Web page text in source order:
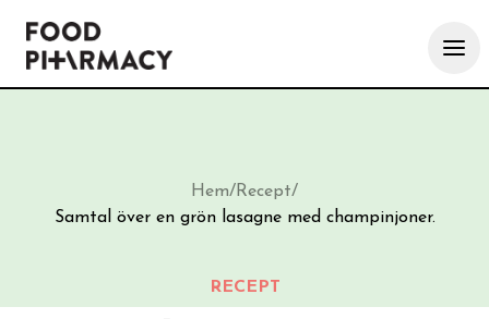
Hem/Recept/
Samtal över en grön lasagne med champinjoner.
RECEPT